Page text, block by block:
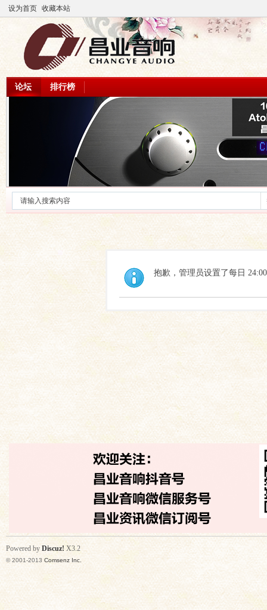
设为首页 收藏本站
论坛 排行榜
抱歉，管理员设置了每日
Powered by Discuz! X3.2
© 2001-2013 Comsenz Inc.